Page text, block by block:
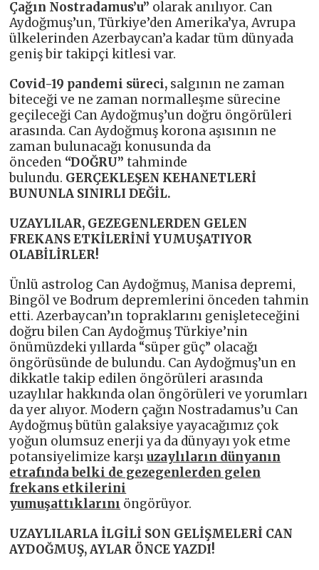
Çağın Nostradamus’u” olarak anılıyor. Can
Aydoğmuş’un, Türkiye’den Amerika’ya, Avrupa
ülkelerinden Azerbaycan’a kadar tüm dünyada
geniş bir takipçi kitlesi var.
Covid-19 pandemi süreci, salgının ne zaman
biteceği ve ne zaman normalleşme sürecine
geçileceği Can Aydoğmuş’un doğru öngörüleri
arasında. Can Aydoğmuş korona aşısının ne
zaman bulunacağı konusunda da
önceden “DOĞRU” tahminde
bulundu. GERÇEKLEŞEN KEHANETLERİ
BUNUNLA SINIRLI DEĞİL.
UZAYLILAR, GEZEGENLERDEN GELEN
FREKANS ETKİLERİNİ YUMUŞATIYOR
OLABİLİRLER!
Ünlü astrolog Can Aydoğmuş, Manisa depremi,
Bingöl ve Bodrum depremlerini önceden tahmin
etti. Azerbaycan’ın topraklarını genişleteceğini
doğru bilen Can Aydoğmuş Türkiye’nin
önümüzdeki yıllarda “süper güç” olacağı
öngörüsünde de bulundu. Can Aydoğmuş’un en
dikkatle takip edilen öngörüleri arasında
uzaylılar hakkında olan öngörüleri ve yorumları
da yer alıyor. Modern çağın Nostradamus’u Can
Aydoğmuş bütün galaksiye yayacağımız çok
yoğun olumsuz enerji ya da dünyayı yok etme
potansiyelimize karşıuzaylıların dünyanın
etrafında belki de gezegenlerden gelen
frekans etkilerini
yumuşattıklarını öngörüyor.
UZAYLILARLA İLGİLİ SON GELİŞMELERİ CAN
AYDOĞMUŞ, AYLAR ÖNCE YAZDI!